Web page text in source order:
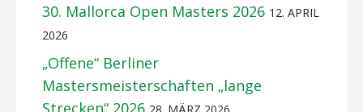
30. Mallorca Open Masters 2026 12. APRIL
2026
„Offene“ Berliner
Mastersmeisterschaften „lange
Strecken“ 2026 28. MÄRZ 2026